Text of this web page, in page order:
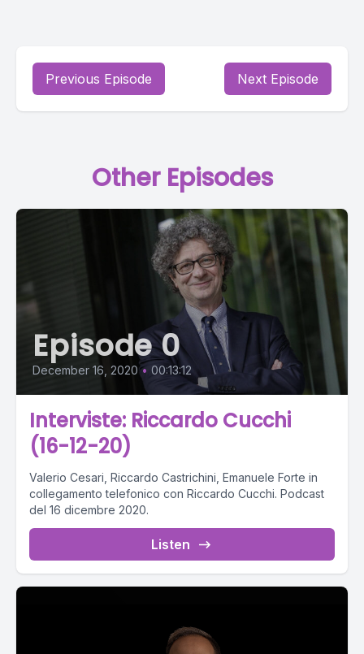
Previous Episode Next Episode
Other Episodes
Episode 0
December 16, 2020 • 00:13:12
Interviste: Riccardo Cucchi
(16-12-20)
Valerio Cesari, Riccardo Castrichini, Emanuele Forte in
collegamento telefonico con Riccardo Cucchi. Podcast
del 16 dicembre 2020.
Listen